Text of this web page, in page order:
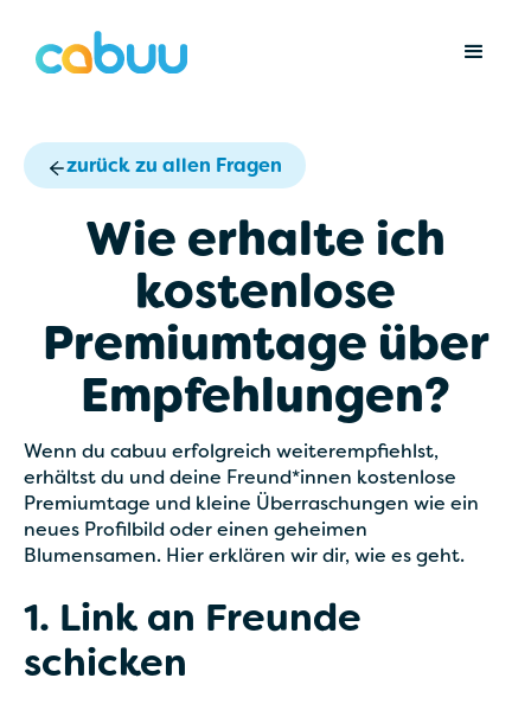
zurück zu allen Fragen
Wie erhalte ich
kostenlose
Premiumtage über
Empfehlungen?
Wenn du cabuu erfolgreich weiterempfiehlst,
erhältst du und deine Freund*innen kostenlose
Premiumtage und kleine Überraschungen wie ein
neues Profilbild oder einen geheimen
Blumensamen. Hier erklären wir dir, wie es geht.
1. Link an Freunde
schicken